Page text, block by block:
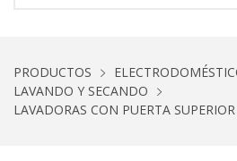
PRODUCTOS
LAVANDO Y SECANDO
LAVADORAS CON PUERTA SUPERIOR